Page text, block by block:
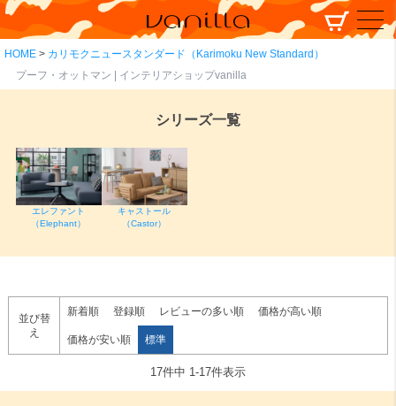
HOME
カリモクニュースタンダード（Karimoku New Standard）
プーフ・オットマン | インテリアショップvanilla
シリーズ一覧
エレファント
（Elephant）
キャストール
（Castor）
並び替
え
新着順 登録順 レビューの多い順 価格が高い順
価格が安い順 標準
17件中 1-17件表示